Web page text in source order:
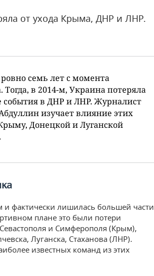
от ухода Крыма, ДНР и ЛНР.
семь лет с момента
в 2014-м, Украина потеряла
в ДНР и ЛНР. Журналист
изучает влияние этих
Донецкой и Луганской
и фактически лишилась большей части
плане это были потери
и Симферополя (Крым),
Луганска, Стаханова (ЛНР).
известных команд из этих